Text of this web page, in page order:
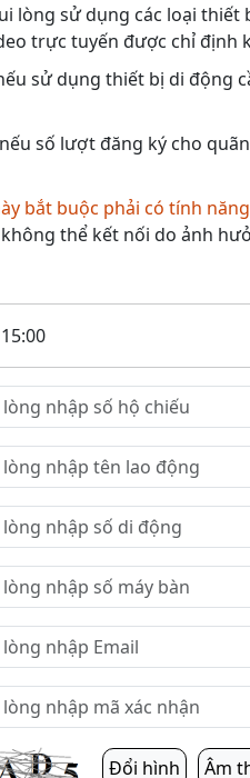
lòng sử dụng các loại
trực tuyến được chỉ định
sử dụng thiết bị di động
nếu số lượt đăng ký cho
bắt buộc phải có tính
thể kết nối do ảnh
Đổi hình Âm